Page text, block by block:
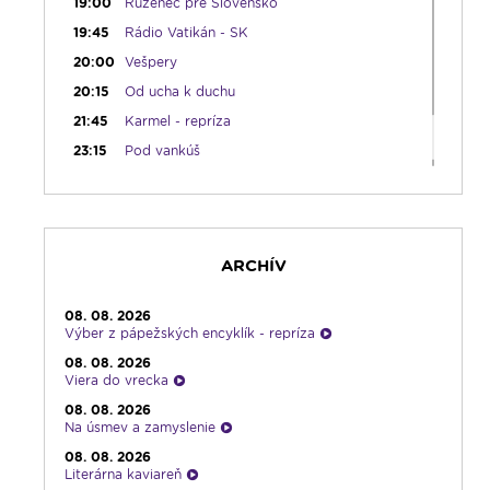
19:45
Rádio Vatikán - SK
20:00
Vešpery
20:15
Od ucha k duchu
21:45
Karmel - repríza
23:15
Pod vankúš
ARCHÍV
08. 08. 2026
Výber z pápežských encyklík - repríza
08. 08. 2026
Viera do vrecka
08. 08. 2026
Na úsmev a zamyslenie
08. 08. 2026
Literárna kaviareň